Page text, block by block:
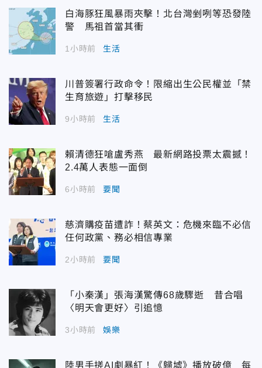
白海豚狂風暴雨夾擊！北台灣剉咧等恐發陸
警 馬祖首當其衝
1小時前 生活
川普簽署行政命令！限縮出生公民權並「禁
生育旅遊」打擊移民
9小時前 生活
賴清德狂嗆盧秀燕 最新網路投票太震撼！
2.4萬人表態一面倒
6小時前 要聞
慈濟購疫苗遭詐！蔡英文：危機來臨不必信
任何政黨、務必相信專業
2小時前 要聞
「小秦漢」張海漢驚傳68歲驟逝 昔合唱
〈明天會更好〉引追憶
3小時前 娛樂
陸男手搓AI劇暴紅！《歸墟》播放破億 每